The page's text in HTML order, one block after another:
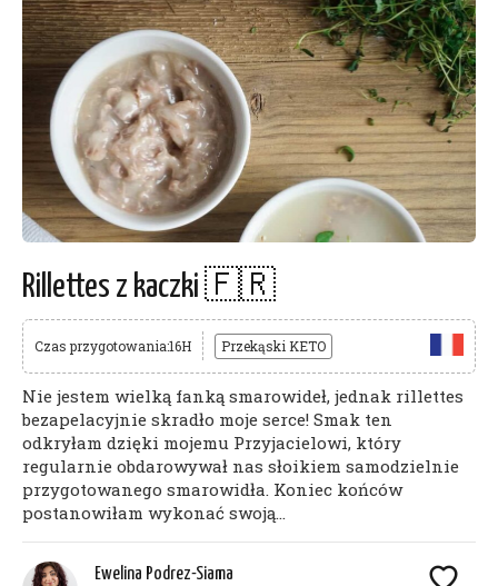
Rillettes z kaczki 🇫🇷
Czas przygotowania:16H Przekąski KETO
Nie jestem wielką fanką smarowideł, jednak rillettes
bezapelacyjnie skradło moje serce! Smak ten
odkryłam dzięki mojemu Przyjacielowi, który
regularnie obdarowywał nas słoikiem samodzielnie
przygotowanego smarowidła. Koniec końców
postanowiłam wykonać swoją...
Ewelina Podrez-Siama